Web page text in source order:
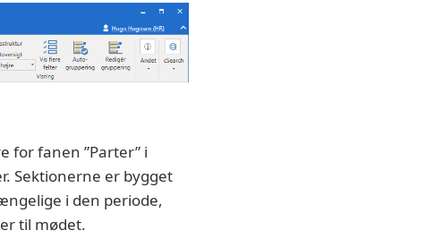
for fanen ”Parter” i
Sektionerne er bygget
i den periode,
til mødet.